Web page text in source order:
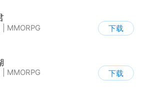
MMORPG
下载
MMORPG
下载